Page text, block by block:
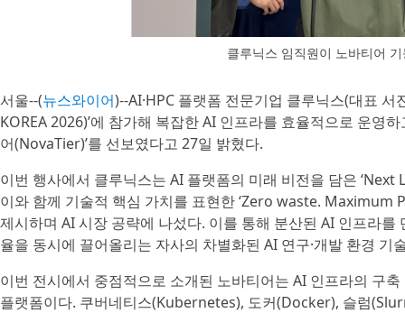
클루닉스 임직원이 노바티어
서울--(뉴스와이어)--AI·HPC 플랫폼 전문기업 클루닉스(대표
KOREA 2026)’에 참가해 복잡한 AI 인프라를 효율적으로 운영
어(NovaTier)’를 선보였다고 27일 밝혔다.
이번 행사에서 클루닉스는 AI 플랫폼의 미래 비전을 담은
이와 함께 기술적 핵심 가치를 표현한 ‘Zero waste. Maximum
제시하며 AI 시장 공략에 나섰다. 이를 통해 분산된 AI 인프라
율을 동시에 끌어올리는 자사의 차별화된 AI 연구·개발 환경 기
이번 전시에서 중점적으로 소개된 노바티어는 AI 인프라의 구
플랫폼이다. 쿠버네티스(Kubernetes), 도커(Docker), 슬럼